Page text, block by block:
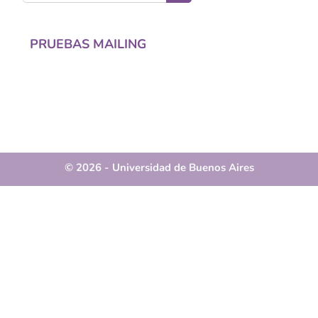
Buscar cursos
PRUEBAS MAILING
© 2026 - Universidad de Buenos Aires